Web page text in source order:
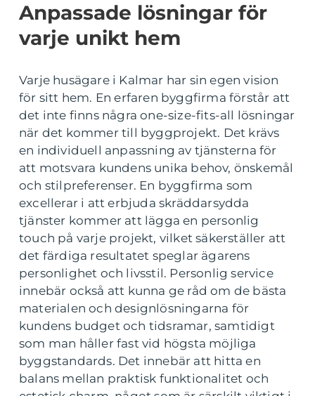
Anpassade lösningar för
varje unikt hem
Varje husägare i Kalmar har sin egen vision
för sitt hem. En erfaren byggfirma förstår att
det inte finns några one-size-fits-all lösningar
när det kommer till byggprojekt. Det krävs
en individuell anpassning av tjänsterna för
att motsvara kundens unika behov, önskemål
och stilpreferenser. En byggfirma som
excellerar i att erbjuda skräddarsydda
tjänster kommer att lägga en personlig
touch på varje projekt, vilket säkerställer att
det färdiga resultatet speglar ägarens
personlighet och livsstil. Personlig service
innebär också att kunna ge råd om de bästa
materialen och designlösningarna för
kundens budget och tidsramar, samtidigt
som man håller fast vid högsta möjliga
byggstandards. Det innebär att hitta en
balans mellan praktisk funktionalitet och